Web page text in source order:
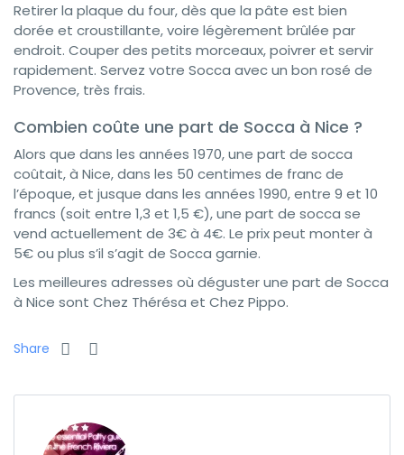
Retirer la plaque du four, dès que la pâte est bien
dorée et croustillante, voire légèrement brûlée par
endroit. Couper des petits morceaux, poivrer et servir
rapidement. Servez votre Socca avec un bon rosé de
Provence, très frais.
Combien coûte une part de Socca à Nice ?
Alors que dans les années 1970, une part de socca
coûtait, à Nice, dans les 50 centimes de franc de
l’époque, et jusque dans les années 1990, entre 9 et 10
francs (soit entre 1,3 et 1,5 €), une part de socca se
vend actuellement de 3€ à 4€. Le prix peut monter à
5€ ou plus s’il s’agit de Socca garnie.
Les meilleures adresses où déguster une part de Socca
à Nice sont Chez Thérésa et Chez Pippo.
Share